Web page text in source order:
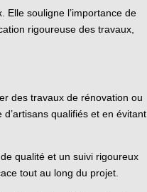
Elle souligne l’importance de
rigoureuse des travaux,
des travaux de rénovation ou
qualifiés et en évitant
qualité et un suivi rigoureux
tout au long du projet.